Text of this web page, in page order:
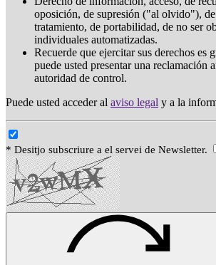
oposición, de supresión ("al olvido"),
tratamiento, de portabilidad, de no ser
individuales automatizadas.
Recuerde que ejercitar sus derechos es
puede usted presentar una reclamación
autoridad de control.
Puede usted acceder al aviso legal y a la
* Desitjo subscriure a el servei de Newsletter.